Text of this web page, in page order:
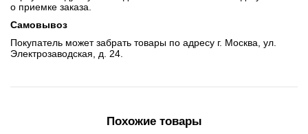
о приемке заказа.
Самовывоз
Покупатель может забрать товары по адресу г. Москва, ул.
Электрозаводская, д. 24.
Похожие товары